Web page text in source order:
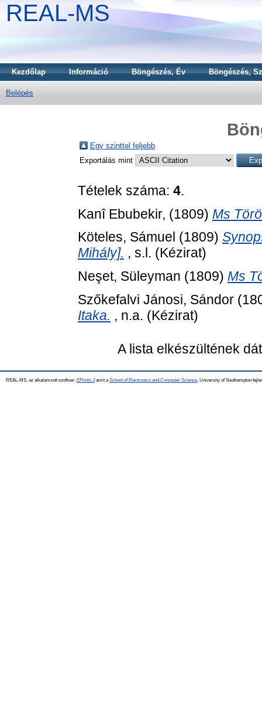
REAL-MS
Kezdőlap Információ Böngészés, Év Böngészés,
Belépés
Egy szinttel feljebb
Exportálás mint
Tételek száma: 4.
Kanî Ebubekir, (1809) Ms
Köteles, Sámuel (1809)
Mihály]. , s.l. (Kézirat)
Neşet, Süleyman (1809) Ms
Szőkefalvi Jánosi, Sándor
Itaka. , n.a. (Kézirat)
A lista elkészültének
REAL-MS, az alkalamzott szoftver: EPrints 3amit a School of Electronics and Computer Science , University of Southampton